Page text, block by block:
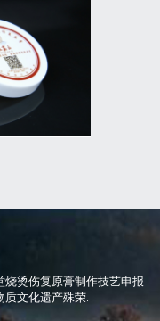
烧烫伤复原膏制作技艺申报
质文化遗产殊荣.